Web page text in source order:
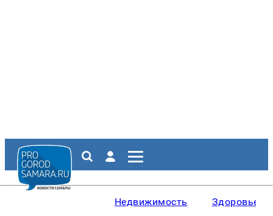
Недвижимость Здоровье